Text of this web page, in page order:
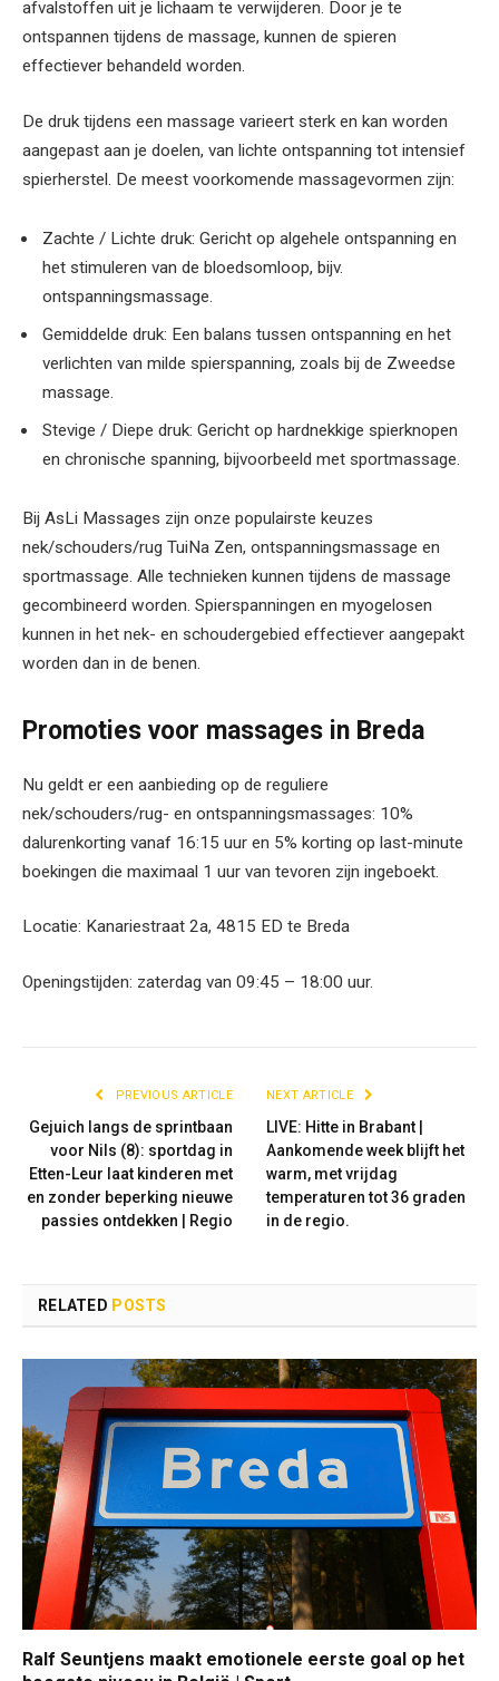
afvalstoffen uit je lichaam te verwijderen. Door je te
ontspannen tijdens de massage, kunnen de spieren
effectiever behandeld worden.
De druk tijdens een massage varieert sterk en kan worden
aangepast aan je doelen, van lichte ontspanning tot intensief
spierherstel. De meest voorkomende massagevormen zijn:
Zachte / Lichte druk: Gericht op algehele ontspanning en
het stimuleren van de bloedsomloop, bijv.
ontspanningsmassage.
Gemiddelde druk: Een balans tussen ontspanning en het
verlichten van milde spierspanning, zoals bij de Zweedse
massage.
Stevige / Diepe druk: Gericht op hardnekkige spierknopen
en chronische spanning, bijvoorbeeld met sportmassage.
Bij AsLi Massages zijn onze populairste keuzes
nek/schouders/rug TuiNa Zen, ontspanningsmassage en
sportmassage. Alle technieken kunnen tijdens de massage
gecombineerd worden. Spierspanningen en myogelosen
kunnen in het nek- en schoudergebied effectiever aangepakt
worden dan in de benen.
Promoties voor massages in Breda
Nu geldt er een aanbieding op de reguliere
nek/schouders/rug- en ontspanningsmassages: 10%
dalurenkorting vanaf 16:15 uur en 5% korting op last-minute
boekingen die maximaal 1 uur van tevoren zijn ingeboekt.
Locatie: Kanariestraat 2a, 4815 ED te Breda
Openingstijden: zaterdag van 09:45 – 18:00 uur.
PREVIOUS ARTICLE
Gejuich langs de sprintbaan
voor Nils (8): sportdag in
Etten-Leur laat kinderen met
en zonder beperking nieuwe
passies ontdekken | Regio
NEXT ARTICLE
LIVE: Hitte in Brabant |
Aankomende week blijft het
warm, met vrijdag
temperaturen tot 36 graden
in de regio.
RELATED POSTS
Ralf Seuntjens maakt emotionele eerste goal op het